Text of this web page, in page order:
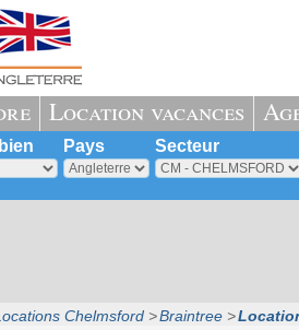
Location vacances
Pays Secteur
Chelmsford Braintree